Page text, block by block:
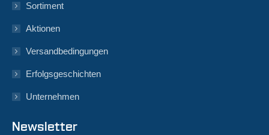
Sortiment
Aktionen
Versandbedingungen
Erfolgsgeschichten
Unternehmen
Newsletter